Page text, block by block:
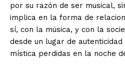
por su razón de ser musical,
implica en la forma de
sí, con la música, y con la
desde un lugar de
mística perdidas en la noche